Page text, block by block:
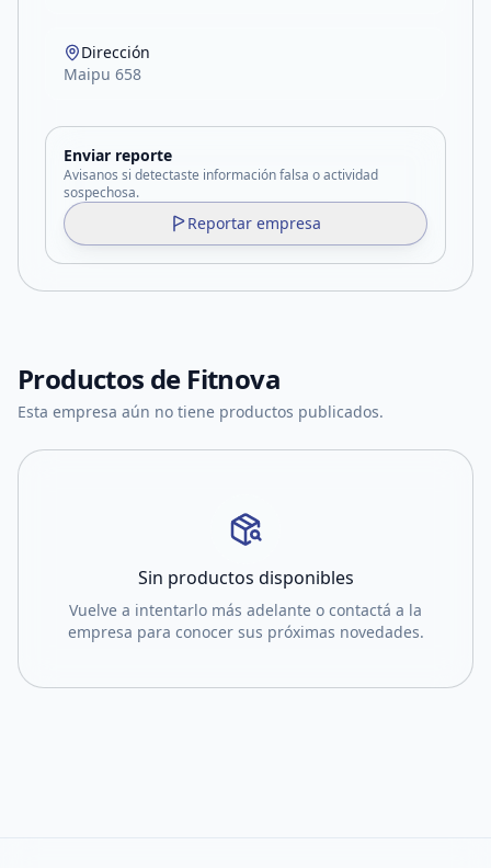
Dirección
Maipu 658
Enviar reporte
Avisanos si detectaste información falsa o actividad
sospechosa.
Reportar empresa
Productos de Fitnova
Esta empresa aún no tiene productos publicados.
Sin productos disponibles
Vuelve a intentarlo más adelante o contactá a la
empresa para conocer sus próximas novedades.